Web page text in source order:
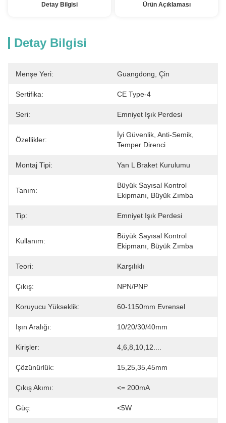
Detay Bilgisi Ürün Açıklaması
Detay Bilgisi
Menşe Yeri: Guangdong, Çin
Sertifika: CE Type-4
Seri: Emniyet Işık Perdesi
Özellikler:
İyi Güvenlik, Anti-Semik,
Temper Direnci
Montaj Tipi: Yan L Braket Kurulumu
Tanım:
Büyük Sayısal Kontrol
Ekipmanı, Büyük Zımba
Tip: Emniyet Işık Perdesi
Kullanım:
Büyük Sayısal Kontrol
Ekipmanı, Büyük Zımba
Teori: Karşılıklı
Çıkış: NPN/PNP
Koruyucu Yükseklik: 60-1150mm Evrensel
Işın Aralığı: 10/20/30/40mm
Kirişler: 4,6,8,10,12....
Çözünürlük: 15,25,35,45mm
Çıkış Akımı: <= 200mA
Güç: <5W